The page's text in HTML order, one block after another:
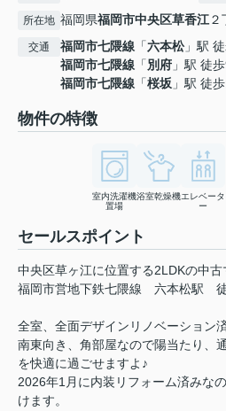
所在地 福岡県福岡市中央区草香江
交通 福岡市七隈線 「六本松」駅
福岡市七隈線 「別府 」駅 徒
福岡市七隈線 「桜坂 」駅 徒
物件の特徴
室内洗濯機
置場
浴室乾燥機エレベータ
ー
セールスポイント
中央区草ヶ江に位置する2LDKの中
福岡市営地下鉄七隈線 六本松駅
全室、全面デザインリノベーション
南東向き、角部屋なので陽当たり、
を快適に過ごせますよ♪
2026年1月に内装リフォーム済みな
けます。